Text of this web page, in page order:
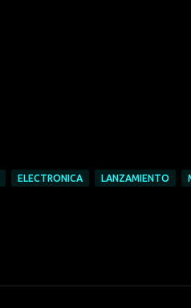
ELECTRONICA LANZAMIENTO